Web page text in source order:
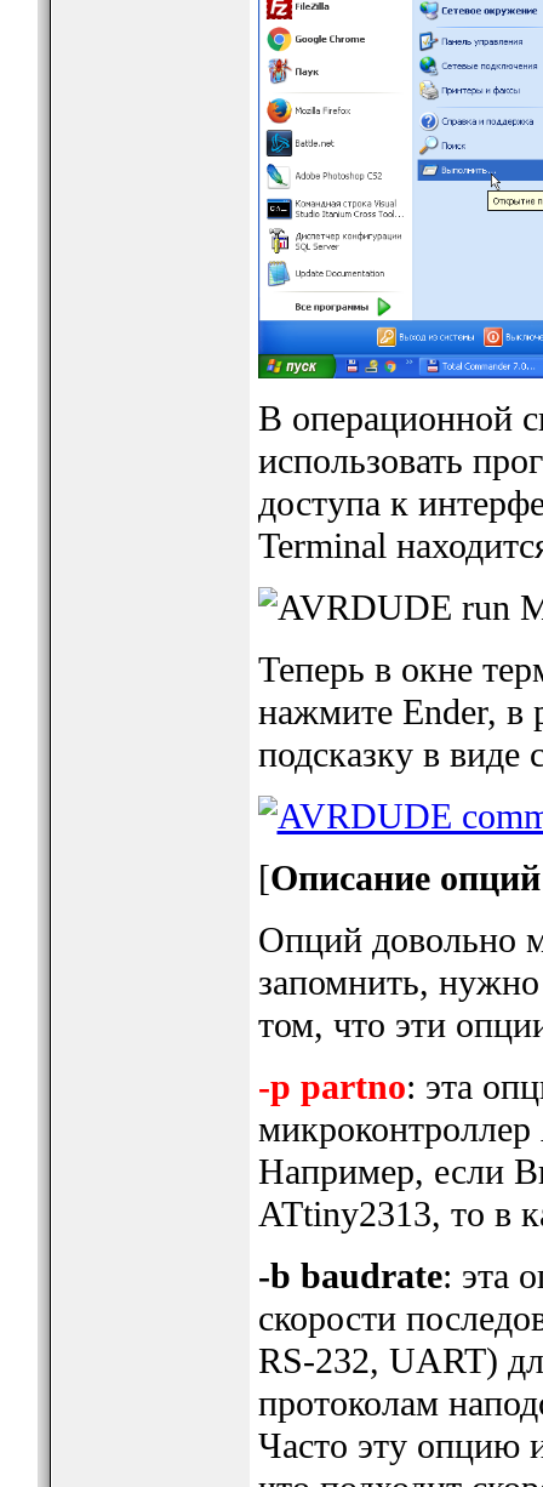
В операционной
использовать
доступа к
Terminal
Теперь в окне
нажмите Ender, в
подсказку в
[Описание
Опций довольно
запомнить,
том, что эти
-p partno: эта
микроконтроллер
Например, если
ATtiny2313, то в
-b baudrate: эта
скорости
RS-232, UART)
протоколам
Часто эту опцию